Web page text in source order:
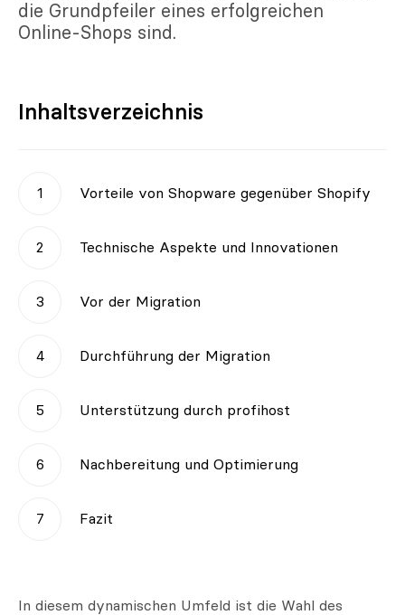
die Grundpfeiler eines erfolgreichen
Online-Shops sind.
Inhaltsverzeichnis
Vorteile von Shopware gegenüber Shopify
Technische Aspekte und Innovationen
Vor der Migration
Durchführung der Migration
Unterstützung durch profihost
Nachbereitung und Optimierung
Fazit
In diesem dynamischen Umfeld ist die Wahl des